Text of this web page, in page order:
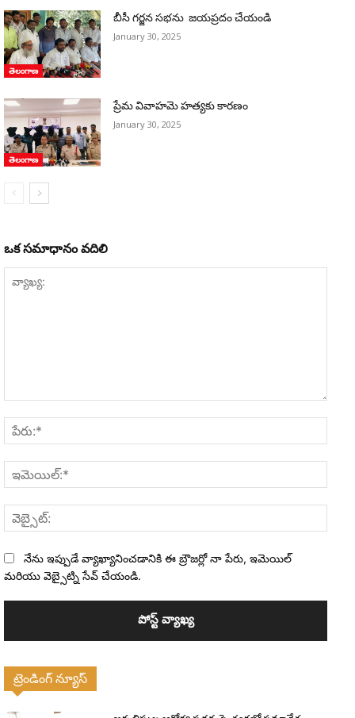
తెలంగాణ
బీసీ గర్జన సభను జయప్రదం చేయండి
January 30, 2025
తెలంగాణ
ప్రేమ వివాహమె హత్యకు కారణం
January 30, 2025
ఒక సమాధానం వదిలి
నేను ఇప్పుడే వ్యాఖ్యానించడానికి ఈ బ్రౌజర్లో నా పేరు, ఇమెయిల్
మరియు వెబ్సైట్ని సేవ్ చేయండి.
ట్రెండింగ్ న్యూస్